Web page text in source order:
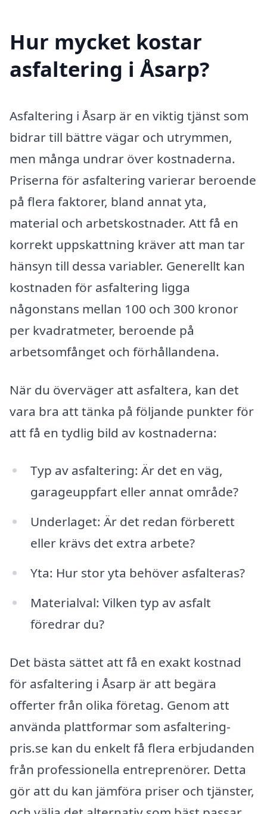
Hur mycket kostar
asfaltering i Åsarp?
Asfaltering i Åsarp är en viktig tjänst som
bidrar till bättre vägar och utrymmen,
men många undrar över kostnaderna.
Priserna för asfaltering varierar beroende
på flera faktorer, bland annat yta,
material och arbetskostnader. Att få en
korrekt uppskattning kräver att man tar
hänsyn till dessa variabler. Generellt kan
kostnaden för asfaltering ligga
någonstans mellan 100 och 300 kronor
per kvadratmeter, beroende på
arbetsomfånget och förhållandena.
När du överväger att asfaltera, kan det
vara bra att tänka på följande punkter för
att få en tydlig bild av kostnaderna:
Typ av asfaltering: Är det en väg,
garageuppfart eller annat område?
Underlaget: Är det redan förberett
eller krävs det extra arbete?
Yta: Hur stor yta behöver asfalteras?
Materialval: Vilken typ av asfalt
föredrar du?
Det bästa sättet att få en exakt kostnad
för asfaltering i Åsarp är att begära
offerter från olika företag. Genom att
använda plattformar som asfaltering-
pris.se kan du enkelt få flera erbjudanden
från professionella entreprenörer. Detta
gör att du kan jämföra priser och tjänster,